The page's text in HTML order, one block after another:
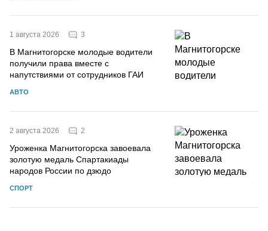
1 августа 2026 3
В Магнитогорске молодые водители
получили права вместе с
напутствиями от сотрудников ГАИ
АВТО
2 августа 2026 2
Уроженка Магнитогорска завоевала
золотую медаль Спартакиады
народов России по дзюдо
СПОРТ